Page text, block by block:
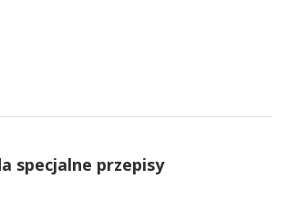
specjalne przepisy